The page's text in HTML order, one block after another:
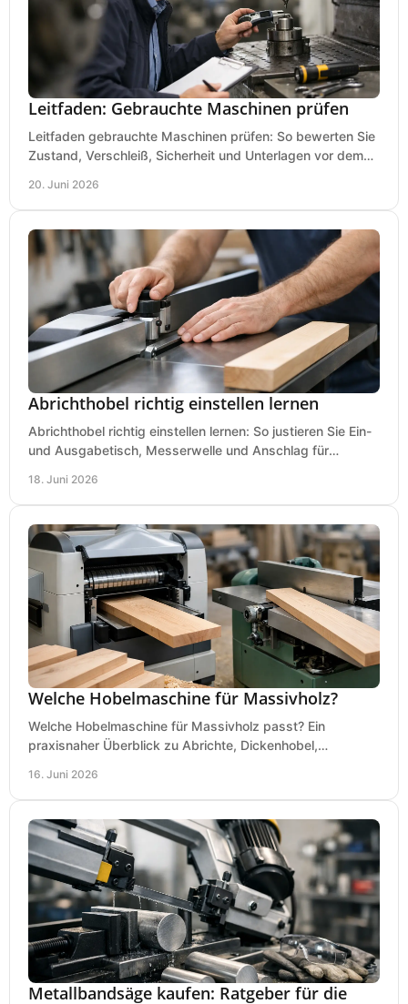
Leitfaden: Gebrauchte Maschinen prüfen
Leitfaden gebrauchte Maschinen prüfen: So bewerten Sie
Zustand, Verschleiß, Sicherheit und Unterlagen vor dem
20. Juni 2026
Abrichthobel richtig einstellen lernen
Abrichthobel richtig einstellen lernen: So justieren Sie Ein-
und Ausgabetisch, Messerwelle und Anschlag für
18. Juni 2026
Welche Hobelmaschine für Massivholz?
Welche Hobelmaschine für Massivholz passt? Ein
praxisnaher Überblick zu Abrichte, Dickenhobel,
16. Juni 2026
Metallbandsäge kaufen: Ratgeber für die